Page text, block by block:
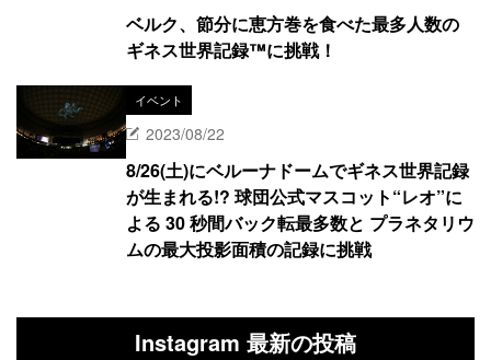
ベルク、節分に恵方巻を食べた最多人数の
ギネス世界記録™に挑戦！
イベント
2023/08/22
8/26(土)にベルーナドームでギネス世界記録
が生まれる!? 球団公式マスコット“レオ”に
よる 30 秒間バック転最多数と プラネタリウ
ムの最大投影面積の記録に挑戦
Instagram 最新の投稿